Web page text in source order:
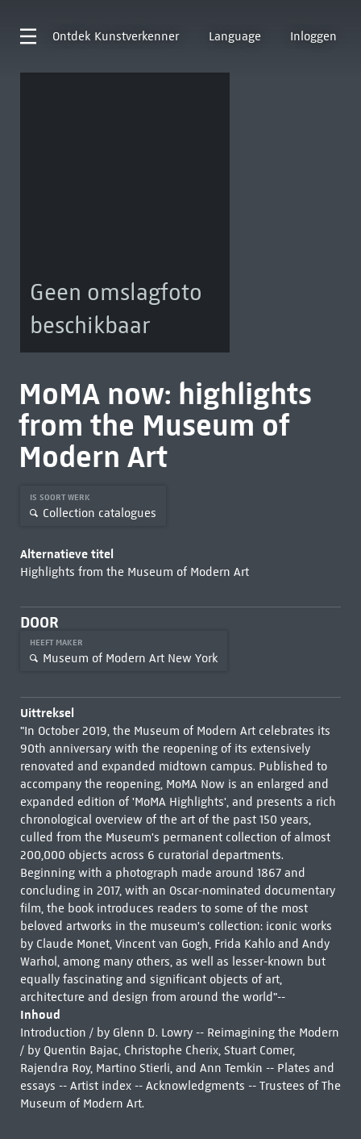
Ontdek Kunstverkenner Language Inloggen
Geen omslagfoto
beschikbaar
MoMA now: highlights
from the Museum of
Modern Art
IS SOORT WERK
Collection catalogues
Alternatieve titel
Highlights from the Museum of Modern Art
DOOR
HEEFT MAKER
Museum of Modern Art New York
Uittreksel
"In October 2019, the Museum of Modern Art celebrates its
90th anniversary with the reopening of its extensively
renovated and expanded midtown campus. Published to
accompany the reopening, MoMA Now is an enlarged and
expanded edition of 'MoMA Highlights', and presents a rich
chronological overview of the art of the past 150 years,
culled from the Museum's permanent collection of almost
200,000 objects across 6 curatorial departments.
Beginning with a photograph made around 1867 and
concluding in 2017, with an Oscar-nominated documentary
film, the book introduces readers to some of the most
beloved artworks in the museum's collection: iconic works
by Claude Monet, Vincent van Gogh, Frida Kahlo and Andy
Warhol, among many others, as well as lesser-known but
equally fascinating and significant objects of art,
architecture and design from around the world"--
Inhoud
Introduction / by Glenn D. Lowry -- Reimagining the Modern
/ by Quentin Bajac, Christophe Cherix, Stuart Comer,
Rajendra Roy, Martino Stierli, and Ann Temkin -- Plates and
essays -- Artist index -- Acknowledgments -- Trustees of The
Museum of Modern Art.